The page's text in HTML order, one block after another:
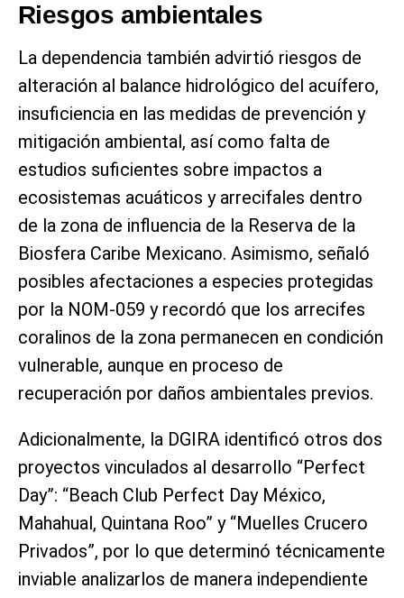
Riesgos ambientales
La dependencia también advirtió riesgos de
alteración al balance hidrológico del acuífero,
insuficiencia en las medidas de prevención y
mitigación ambiental, así como falta de
estudios suficientes sobre impactos a
ecosistemas acuáticos y arrecifales dentro
de la zona de influencia de la Reserva de la
Biosfera Caribe Mexicano. Asimismo, señaló
posibles afectaciones a especies protegidas
por la NOM-059 y recordó que los arrecifes
coralinos de la zona permanecen en condición
vulnerable, aunque en proceso de
recuperación por daños ambientales previos.
Adicionalmente, la DGIRA identificó otros dos
proyectos vinculados al desarrollo “Perfect
Day”: “Beach Club Perfect Day México,
Mahahual, Quintana Roo” y “Muelles Crucero
Privados”, por lo que determinó técnicamente
inviable analizarlos de manera independiente